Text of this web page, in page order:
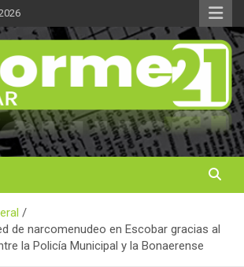
de narcomenudeo en Escobar gracias al
la Policía Municipal y la Bonaerense